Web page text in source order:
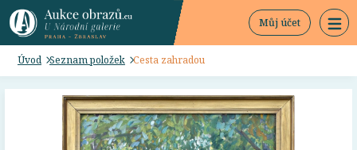
Můj účet
Úvod Seznam položek Cesta zahradou